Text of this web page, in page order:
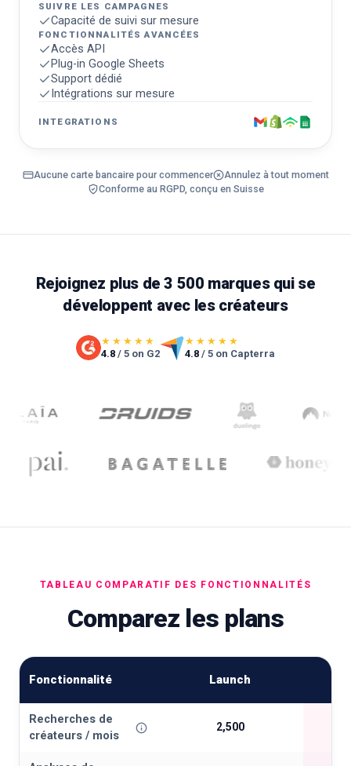
SUIVRE LES CAMPAGNES
Capacité de suivi sur mesure
FONCTIONNALITÉS AVANCÉES
Accès API
Plug-in Google Sheets
Support dédié
Intégrations sur mesure
INTEGRATIONS
Aucune carte bancaire pour commencer
Annulez à tout moment
Conforme au RGPD, conçu en Suisse
Rejoignez plus de 3 500 marques qui se
développent avec les créateurs
★★★★★
4.8 / 5 on G2
★★★★★
4.8 / 5 on Capterra
TABLEAU COMPARATIF DES FONCTIONNALITÉS
Comparez les plans
Fonctionnalité Launch
Recherches de
créateurs / mois
2,500